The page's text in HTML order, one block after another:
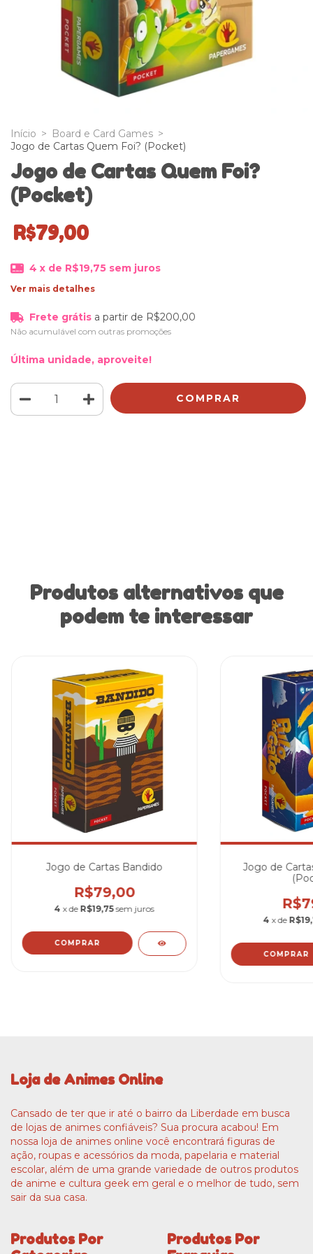
Início > Board e Card Games >
Jogo de Cartas Quem Foi? (Pocket)
Jogo de Cartas Quem Foi?
(Pocket)
R$79,00
4 x de R$19,75 sem juros
Ver mais detalhes
Frete grátis a partir de R$200,00
Não acumulável com outras promoções
Última unidade, aproveite!
Produtos alternativos que
podem te interessar
Jogo de Cartas Bandido
R$79,00
4 x de R$19,75 sem juros
Jogo de
4 x de
Loja de Animes Online
Cansado de ter que ir até o bairro da Liberdade em busca
de lojas de animes confiáveis? Sua procura acabou! Em
nossa loja de animes online você encontrará figuras de
ação, roupas e acessórios da moda, papelaria e material
escolar, além de uma grande variedade de outros produtos
de anime e cultura geek em geral e o melhor de tudo, sem
sair da sua casa.
Produtos Por
Produtos Por